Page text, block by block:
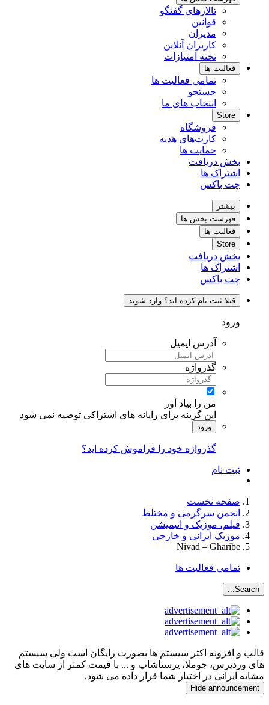
تالارهای گفتگو
قوانین
مدیران
کاربران آنلاین
تخته امتیازات
فعالیت ها
تمامی فعالیت ها
جستجو
انتخاب های ما
Store
فروشگاه
کارت‌های هدیه
حمایت ها
بخش دریافت
اشتراک ها
چت باکس
بیشتر
فهرست بخش ها
فعالیت ها
Store
بخش دریافت
اشتراک ها
چت باکس
قبلا ثبت نام کرده اید؟ وارد شوید
ورود
آدرس ایمیل
گذرواژه
من را بیاد آور
این گزینه برای رایانه های اشتراکی توصیه نمی شود
ورود
گذرواژه خود را فراموش کرده اید؟
ثبت نام
صفحه نخست
انجمن سرگرمی و مختلط
فیلم، موزیک و انیمیشن
موزیک ایرانی و خارجی
Nivad – Gharibe
تمامی فعالیت ها
Search...
قالب و افزونه اکثر سیستم ها بصورت رایگان است ولی سیستم
های وردپرس، جوملا، پرستاشاپ و ... با قیمت کمتر از سایت های
مشابه ایرانی در اختیار شما قرار داده می شود.
Hide announcement